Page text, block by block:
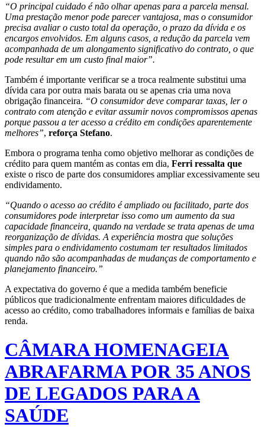
“O principal cuidado é não olhar apenas para a parcela mensal.
Uma prestação menor pode parecer vantajosa, mas o consumidor
precisa avaliar o custo total da operação, o prazo da dívida e os
encargos envolvidos. Em alguns casos, a redução da parcela vem
acompanhada de um alongamento significativo do contrato, o que
pode resultar em um custo final maior”.
Também é importante verificar se a troca realmente substitui uma
dívida cara por outra mais barata ou se apenas cria uma nova
obrigação financeira. “O consumidor deve comparar taxas, ler o
contrato com atenção e evitar assumir novos compromissos apenas
porque passou a ter acesso a crédito em condições aparentemente
melhores”, reforça Stefano.
Embora o programa tenha como objetivo melhorar as condições de
crédito para quem mantém as contas em dia, Ferri ressalta que
existe o risco de parte dos consumidores ampliar excessivamente seu
endividamento.
“Quando o acesso ao crédito é ampliado ou facilitado, parte dos
consumidores pode interpretar isso como um aumento da sua
capacidade financeira, quando na verdade se trata apenas de uma
reorganização de dívidas. A experiência mostra que soluções
simples para o endividamento costumam ter resultados limitados
quando não são acompanhadas de mudanças de comportamento e
planejamento financeiro.”
A expectativa do governo é que a medida também beneficie
públicos que tradicionalmente enfrentam maiores dificuldades de
acesso ao crédito, como trabalhadores informais e famílias de baixa
renda.
CÂMARA HOMENAGEIA
ABRAFARMA POR 35 ANOS
DE LEGADOS PARA A
SAÚDE